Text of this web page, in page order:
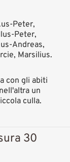
Peter,
Peter,
Andreas,
Marsilius.
con gli abiti
un
culla.
30